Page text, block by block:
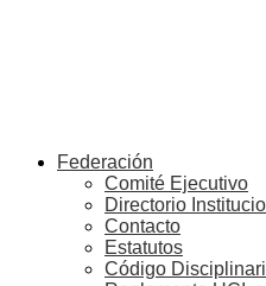
Federación
Comité Ejecutivo
Directorio
Contacto
Estatutos
Código